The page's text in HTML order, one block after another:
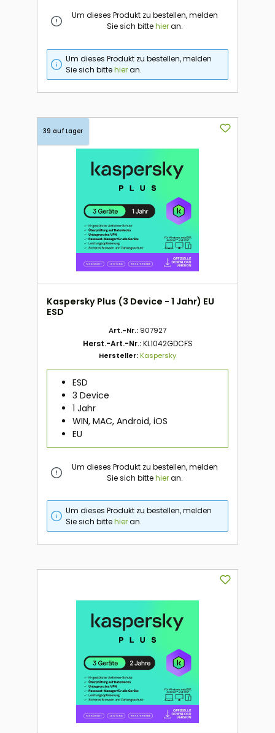
Um dieses Produkt zu bestellen, melden
Sie sich bittehieran.
Um dieses Produkt zu bestellen, melden
Sie sich bittehieran.
39 auf Lager
Kaspersky Plus (3 Device - 1 Jahr) EU
ESD
Art.-Nr.: 907927
Herst.-Art.-Nr.:KL1042GDCFS
Hersteller:Kaspersky
ESD
3 Device
1 Jahr
WIN, MAC, Android, iOS
EU
Um dieses Produkt zu bestellen, melden
Sie sich bittehieran.
Um dieses Produkt zu bestellen, melden
Sie sich bittehieran.